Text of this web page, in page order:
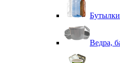
Бутылки
Ведра,